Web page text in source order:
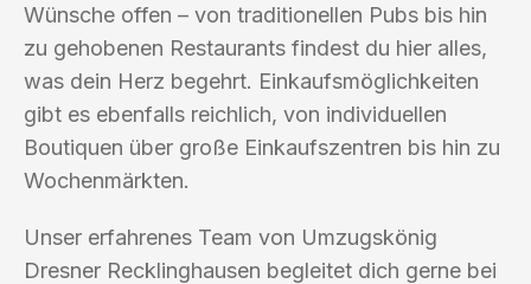
Wünsche offen – von traditionellen Pubs bis hin
zu gehobenen Restaurants findest du hier alles,
was dein Herz begehrt. Einkaufsmöglichkeiten
gibt es ebenfalls reichlich, von individuellen
Boutiquen über große Einkaufszentren bis hin zu
Wochenmärkten.
Unser erfahrenes Team von Umzugskönig
Dresner Recklinghausen begleitet dich gerne bei